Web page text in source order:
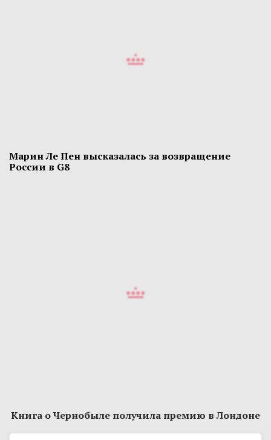
Марин Ле Пен высказалась за возвращение
России в G8
Книга о Чернобыле получила премию в Лондоне